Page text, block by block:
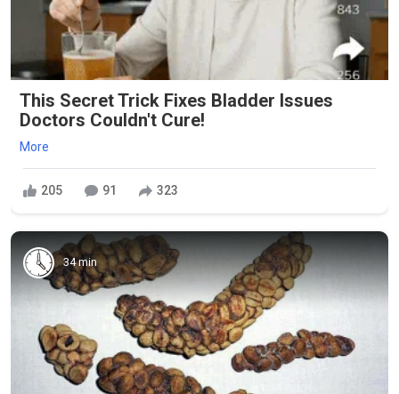
This Secret Trick Fixes Bladder Issues
Doctors Couldn't Cure!
More
205 91 323
34 min